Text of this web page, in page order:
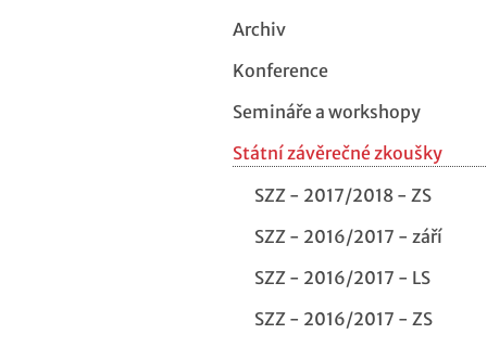
Archiv
Konference
Semináře a workshopy
Státní závěrečné zkoušky
SZZ - 2017/2018 - ZS
SZZ - 2016/2017 - září
SZZ - 2016/2017 - LS
SZZ - 2016/2017 - ZS